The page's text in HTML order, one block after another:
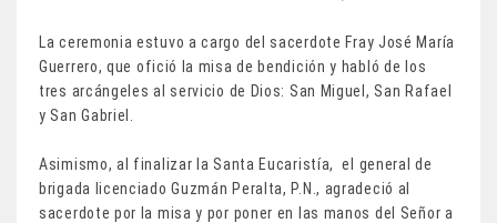
La ceremonia estuvo a cargo del sacerdote Fray José María
Guerrero, que ofició la misa de bendición y habló de los
tres arcángeles al servicio de Dios: San Miguel, San Rafael
y San Gabriel.
Asimismo, al finalizar la Santa Eucaristía, el general de
brigada licenciado Guzmán Peralta, P.N., agradeció al
sacerdote por la misa y por poner en las manos del Señor a